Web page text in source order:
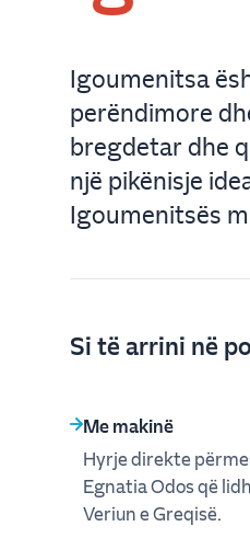
Igoumenitsa
perëndimore
bregdetar dhe
një pikënisje
Igoumenitsës
Si të arrini në
Me makinë
Hyrje direkte
Egnatia Odos që
Veriun e Greqisë.